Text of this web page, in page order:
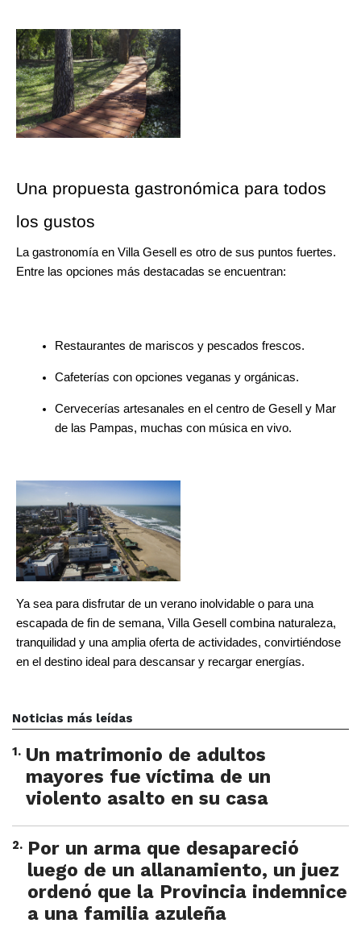
Una propuesta gastronómica para todos
los gustos
La gastronomía en Villa Gesell es otro de sus puntos fuertes.
Entre las opciones más destacadas se encuentran:
Restaurantes de mariscos y pescados frescos.
Cafeterías con opciones veganas y orgánicas.
Cervecerías artesanales en el centro de Gesell y Mar
de las Pampas, muchas con música en vivo.
Ya sea para disfrutar de un verano inolvidable o para una
escapada de fin de semana, Villa Gesell combina naturaleza,
tranquilidad y una amplia oferta de actividades, convirtiéndose
en el destino ideal para descansar y recargar energías.
Noticias más leídas
1. Un matrimonio de adultos
mayores fue víctima de un
violento asalto en su casa
2. Por un arma que desapareció
luego de un allanamiento, un juez
ordenó que la Provincia indemnice
a una familia azuleña